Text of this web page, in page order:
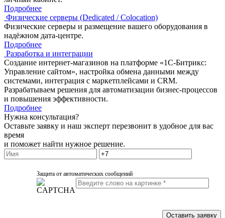
Подробнее
Физические серверы (Dedicated / Colocation)
Физические серверы и размещение вашего оборудования в
надёжном дата-центре.
Подробнее
Разработка и интеграции
Создание интернет-магазинов на платформе «1С-Битрикс:
Управление сайтом», настройка обмена данными между
системами, интеграция с маркетплейсами и CRM.
Разрабатываем решения для автоматизации бизнес-процессов
и повышения эффективности.
Подробнее
Нужна консультация?
Оставьте заявку и наш эксперт перезвонит в удобное для вас
время
и поможет найти нужное решение.
Защита от автоматических сообщений